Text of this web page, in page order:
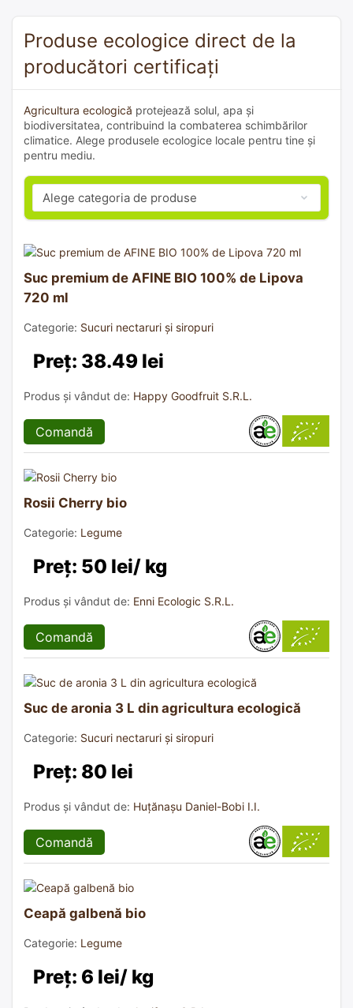
Produse ecologice direct de la
producători certificați
Agricultura ecologică protejează solul, apa și
biodiversitatea, contribuind la combaterea schimbărilor
climatice. Alege produsele ecologice locale pentru tine și
pentru mediu.
Suc premium de AFINE BIO 100% de Lipova
720 ml
Categorie: Sucuri nectaruri și siropuri
Preț: 38.49 lei
Produs și vândut de: Happy Goodfruit S.R.L.
Comandă
Rosii Cherry bio
Categorie: Legume
Preț: 50 lei/ kg
Produs și vândut de: Enni Ecologic S.R.L.
Comandă
Suc de aronia 3 L din agricultura ecologică
Categorie: Sucuri nectaruri și siropuri
Preț: 80 lei
Produs și vândut de: Huțănașu Daniel-Bobi I.I.
Comandă
Ceapă galbenă bio
Categorie: Legume
Preț: 6 lei/ kg